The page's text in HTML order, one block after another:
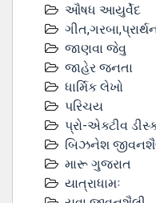
ઔષધ આયુર્વેદ
જાણવા જેવુ
જાહેર જનતા
ધાર્મિક લેખો
પરિચય
પ્રો-એક્ટીવ
બિઝનેશ
મારૂ ગુજરાત
યાત્રાધામઃ